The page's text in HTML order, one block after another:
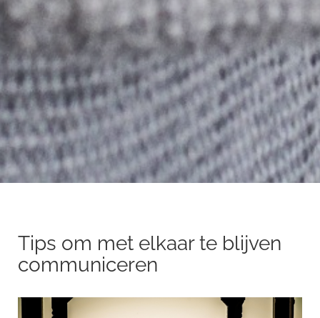
Tips om met elkaar te blijven
communiceren